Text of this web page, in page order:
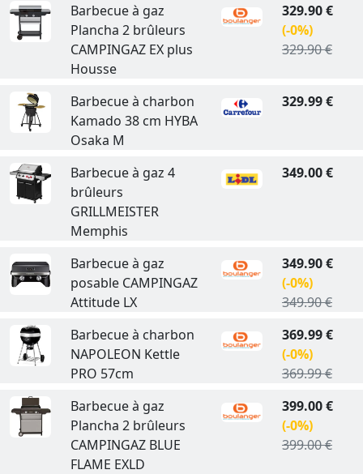
Barbecue à gaz
Plancha 2 brûleurs
CAMPINGAZ EX plus
Housse
329.90 €
(-0%)
329.90 €
Barbecue à charbon
Kamado 38 cm HYBA
Osaka M
329.99 €
Barbecue à gaz 4
brûleurs
GRILLMEISTER
Memphis
349.00 €
Barbecue à gaz
posable CAMPINGAZ
Attitude LX
349.90 €
(-0%)
349.90 €
Barbecue à charbon
NAPOLEON Kettle
PRO 57cm
369.99 €
(-0%)
369.99 €
Barbecue à gaz
Plancha 2 brûleurs
CAMPINGAZ BLUE
FLAME EXLD
399.00 €
(-0%)
399.00 €